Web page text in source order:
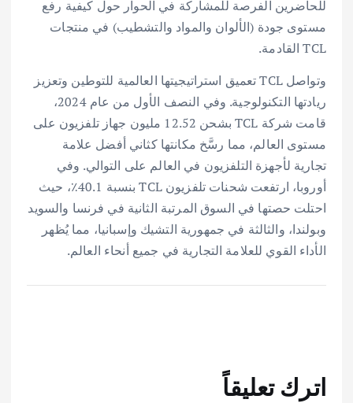
للحاضرين الفرصة للمشاركة في الحوار حول كيفية رفع
مستوى جودة (الألوان والمواد والتشطيب) في منتجات
TCL القادمة.
وتواصل TCL تعميق استراتيجيتها العالمية للتوطين وتعزيز
ريادتها التكنولوجية. وفي النصف الأول من عام 2024،
قامت شركة TCL بشحن 12.52 مليون جهاز تلفزيون على
مستوى العالم، مما رسَّخ مكانتها كثاني أفضل علامة
تجارية لأجهزة التلفزيون في العالم على التوالي. وفي
أوروبا، ارتفعت شحنات تلفزيون TCL بنسبة 40.1٪، حيث
احتلت حصتها في السوق المرتبة الثانية في فرنسا والسويد
وبولندا، والثالثة في جمهورية التشيك وإسبانيا، مما يُظهر
الأداء القوي للعلامة التجارية في جميع أنحاء العالم.
اترك تعليقاً